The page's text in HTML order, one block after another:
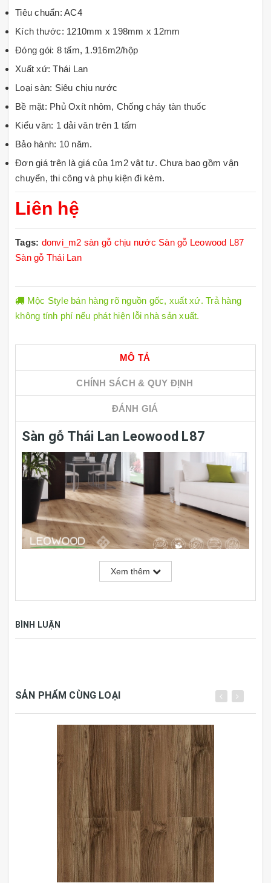
Tiêu chuẩn: AC4
Kích thước: 1210mm x 198mm x 12mm
Đóng gói: 8 tấm, 1.916m2/hộp
Xuất xứ: Thái Lan
Loại sàn: Siêu chịu nước
Bề mặt: Phủ Oxít nhôm, Chống cháy tàn thuốc
Kiểu vân: 1 dải vân trên 1 tấm
Bảo hành: 10 năm.
Đơn giá trên là giá của 1m2 vật tư. Chưa bao gồm vận
chuyển, thi công và phụ kiện đi kèm.
Liên hệ
Tags: donvi_m2 sàn gỗ chịu nước Sàn gỗ Leowood L87
Sàn gỗ Thái Lan
Mộc Style bán hàng rõ nguồn gốc, xuất xứ. Trả hàng
không tính phí nếu phát hiện lỗi nhà sản xuất.
MÔ TẢ
CHÍNH SÁCH & QUY ĐỊNH
ĐÁNH GIÁ
Sàn gỗ Thái Lan Leowood L87
Xuất xứ Thái Lan
Thành phần cấu tạo sàn gỗ Leowood:
Sàn gỗ leowood sản xuất bởiLeowoodIntertrade Co.,
Xem thêm
BÌNH LUẬN
SẢN PHẨM CÙNG LOẠI